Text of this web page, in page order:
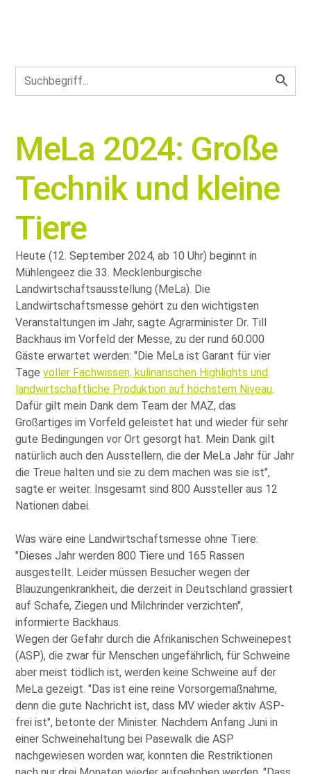
MeLa 2024: Große
Technik und kleine
Tiere
Heute (12. September 2024, ab 10 Uhr) beginnt in
Mühlengeez die 33. Mecklenburgische
Landwirtschaftsausstellung (MeLa). Die
Landwirtschaftsmesse gehört zu den wichtigsten
Veranstaltungen im Jahr, sagte Agrarminister Dr. Till
Backhaus im Vorfeld der Messe, zu der rund 60.000
Gäste erwartet werden: Die MeLa ist Garant für vier
Tagevoller Fachwissen, kulinarischen Highlights und
landwirtschaftliche Produktion auf höchstem Niveau.
Dafür gilt mein Dank dem Team der MAZ, das
Großartiges im Vorfeld geleistet hat und wieder für sehr
gute Bedingungen vor Ort gesorgt hat. Mein Dank gilt
natürlich auch den Ausstellern, die der MeLa Jahr für Jahr
die Treue halten und sie zu dem machen was sie ist ,
sagte er weiter. Insgesamt sind 800 Aussteller aus 12
Nationen dabei.
Was wäre eine Landwirtschaftsmesse ohne Tiere:
Dieses Jahr werden 800 Tiere und 165 Rassen
ausgestellt. Leider müssen Besucher wegen der
Blauzungenkrankheit, die derzeit in Deutschland grassiert
auf Schafe, Ziegen und Milchrinder verzichten ,
informierte Backhaus.
Wegen der Gefahr durch die Afrikanischen Schweinepest
(ASP), die zwar für Menschen ungefährlich, für Schweine
aber meist tödlich ist, werden keine Schweine auf der
MeLa gezeigt. Das ist eine reine Vorsorgemaßnahme,
denn die gute Nachricht ist, dass MV wieder aktiv ASP-
frei ist , betonte der Minister. Nachdem Anfang Juni in
einer Schweinehaltung bei Pasewalk die ASP
nachgewiesen worden war, konnten die Restriktionen